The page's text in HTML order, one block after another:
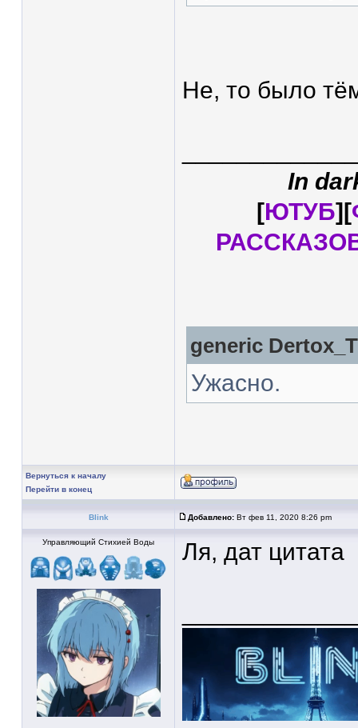
Не, то было
In
[ЮТУБ][
generic
Ужасно.
Вернуться к началу
Перейти в конец
Blink Добавлено: Вт фев 11, 2020 8:26 pm
Управляющий Стихией Воды Ля, дат цитата